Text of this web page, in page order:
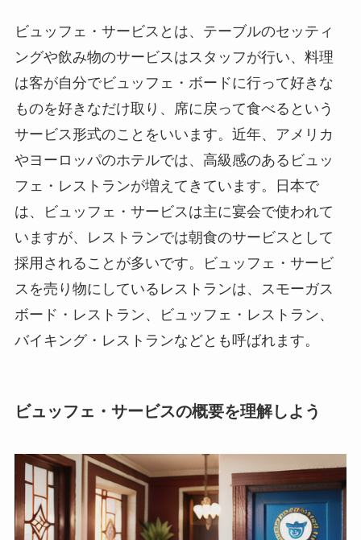
ビュッフェ・サービスとは、テーブルのセッティ
ングや飲み物のサービスはスタッフが行い、料理
は客が自分でビュッフェ・ボードに行って好きな
ものを好きなだけ取り、席に戻って食べるという
サービス形式のことをいいます。近年、アメリカ
やヨーロッパのホテルでは、高級感のあるビュッ
フェ・レストランが増えてきています。日本で
は、ビュッフェ・サービスは主に宴会で使われて
いますが、レストランでは朝食のサービスとして
採用されることが多いです。ビュッフェ・サービ
スを売り物にしているレストランは、スモーガス
ボード・レストラン、ビュッフェ・レストラン、
バイキング・レストランなどとも呼ばれます。
ビュッフェ・サービスの概要を理解しよう